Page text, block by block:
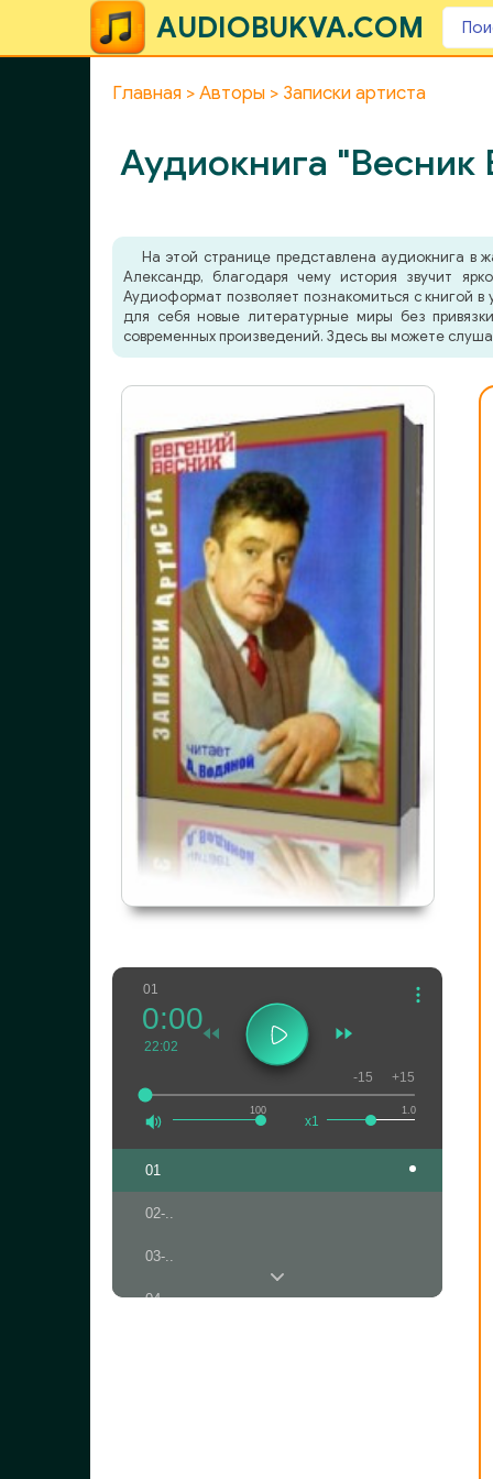
AUDIOBUKVA.COM
Главная Авторы Записки артиста
Аудиокнига "Весник
На этой странице представлена аудиокнига в
Александр, благодаря чему история звучит
Аудиоформат позволяет познакомиться с книгой
для себя новые литературные миры без
современных произведений. Здесь вы можете
01
100
0:00
22:02
1.0
x1
-15 +15
01
02-..
03-..
04-..